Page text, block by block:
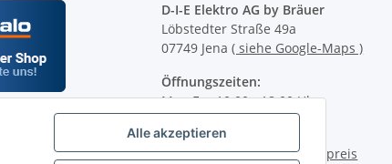
Alle akzeptieren
D-I-E Elektro AG by Bräuer
Löbstedter Straße 49a
07749 Jena( siehe Google-Maps )
Öffnungszeiten:
Mo - Fr: 10.00 - 18.00 Uhr
09.00 - 12.00 Uhr
Ladenpreis versus Internetpreis